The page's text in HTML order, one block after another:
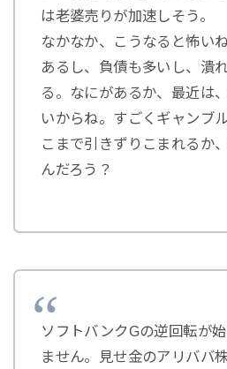
は老婆売りが加速しそう。
なかなか、こうなると怖い
あるし、負債も多いし、潰
る。なにがあるか、最近は
いからね。すごくギャンブ
こまで引きずりこまれるか
んだろう？
ソフトバンクGの逆回転が
ません。見せ金のアリババ